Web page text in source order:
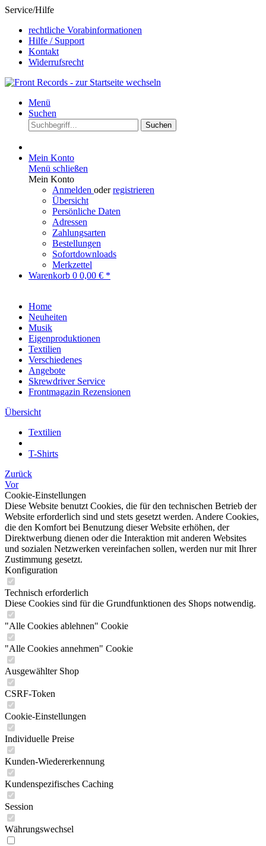
Service/Hilfe
rechtliche Vorabinformationen
Hilfe / Support
Kontakt
Widerrufsrecht
Menü
Suchen
Suchen
Mein Konto
Menü schließen
Mein Konto
Anmelden oderregistrieren
Übersicht
Persönliche Daten
Adressen
Zahlungsarten
Bestellungen
Sofortdownloads
Merkzettel
Warenkorb 0 0,00 € *
Home
Neuheiten
Musik
Eigenproduktionen
Textilien
Verschiedenes
Angebote
Skrewdriver Service
Frontmagazin Rezensionen
Übersicht
Textilien
T-Shirts
Zurück
Vor
Cookie-Einstellungen
Diese Website benutzt Cookies, die für den technischen Betrieb der
Website erforderlich sind und stets gesetzt werden. Andere Cookies,
die den Komfort bei Benutzung dieser Website erhöhen, der
Direktwerbung dienen oder die Interaktion mit anderen Websites
und sozialen Netzwerken vereinfachen sollen, werden nur mit Ihrer
Zustimmung gesetzt.
Konfiguration
Technisch erforderlich
Diese Cookies sind für die Grundfunktionen des Shops notwendig.
"Alle Cookies ablehnen" Cookie
"Alle Cookies annehmen" Cookie
Ausgewählter Shop
CSRF-Token
Cookie-Einstellungen
Individuelle Preise
Kunden-Wiedererkennung
Kundenspezifisches Caching
Session
Währungswechsel